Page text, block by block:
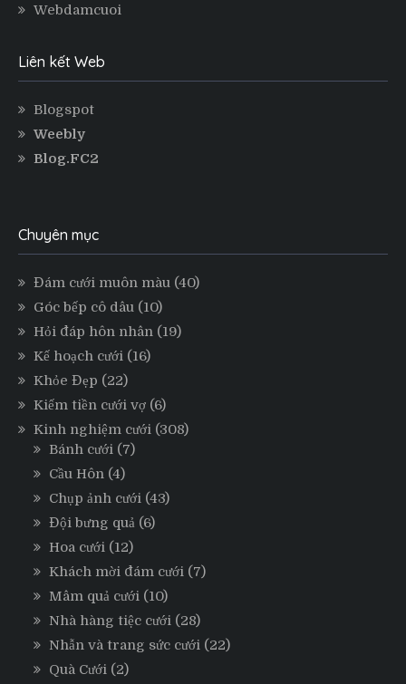
Webdamcuoi
Liên kết Web
Blogspot
Weebly
Blog.FC2
Chuyên mục
Đám cưới muôn màu (40)
Góc bếp cô dâu (10)
Hỏi đáp hôn nhân (19)
Kế hoạch cưới (16)
Khỏe Đẹp (22)
Kiếm tiền cưới vợ (6)
Kinh nghiệm cưới (308)
Bánh cưới (7)
Cầu Hôn (4)
Chụp ảnh cưới (43)
Đội bưng quả (6)
Hoa cưới (12)
Khách mời đám cưới (7)
Mâm quả cưới (10)
Nhà hàng tiệc cưới (28)
Nhẫn và trang sức cưới (22)
Quà Cưới (2)